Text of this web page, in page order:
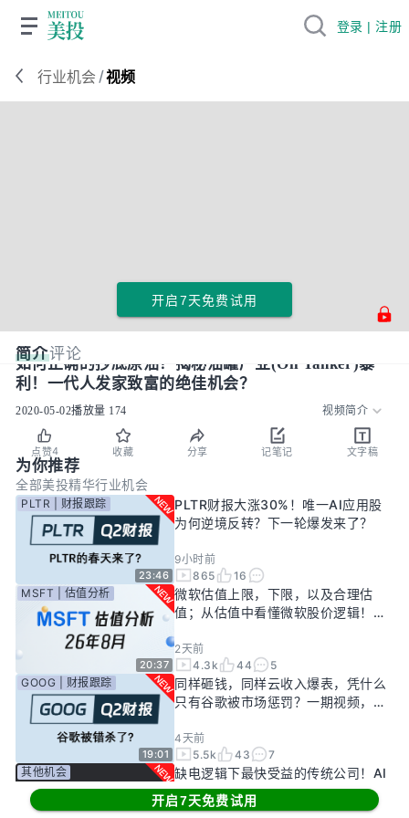
行业机会 /视频
开启7天免费试用
简介评论
如何正确的抄底原油？揭秘油罐产业(Oil Tanker)暴
利！一代人发家致富的绝佳机会？
2020-05-02播放量 174 视频简介
点赞4 收藏 分享 记笔记 文字稿
为你推荐
全部美投精华行业机会
23:46
PLTR | 财报跟踪
PLTR财报大涨30%！唯一AI应用股
为何逆境反转？下一轮爆发来了？
9小时前
865
16
20:37
MSFT | 估值分析
微软估值上限，下限，以及合理估
值；从估值中看懂微软股价逻辑！
2天前
4.3k
44 5
19:01
GOOG | 财报跟踪
同样砸钱，同样云收入爆表，凭什么
只有谷歌被市场惩罚？一期视频，告
4天前
5.5k
43
7
其他机会
缺电逻辑下最快受益的传统公司！AI
新基建龙头，大跌过后正是买入机
会？
开启7天免费试用
登录 | 注册